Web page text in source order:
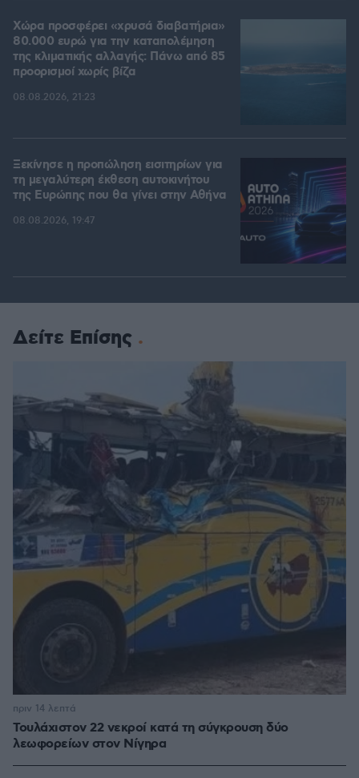
Χώρα προσφέρει «χρυσά διαβατήρια»
80.000 ευρώ για την καταπολέμηση
της κλιματικής αλλαγής: Πάνω από 85
προορισμοί χωρίς βίζα
08.08.2026, 21:23
Ξεκίνησε η προπώληση εισιτηρίων για
τη μεγαλύτερη έκθεση αυτοκινήτου
της Ευρώπης που θα γίνει στην Αθήνα
08.08.2026, 19:47
Δείτε Επίσης
Τουλάχιστον 22 νεκροί κατά τη σύγκρουση δύο
λεωφορείων στον Νίγηρα
πριν 14 λεπτά